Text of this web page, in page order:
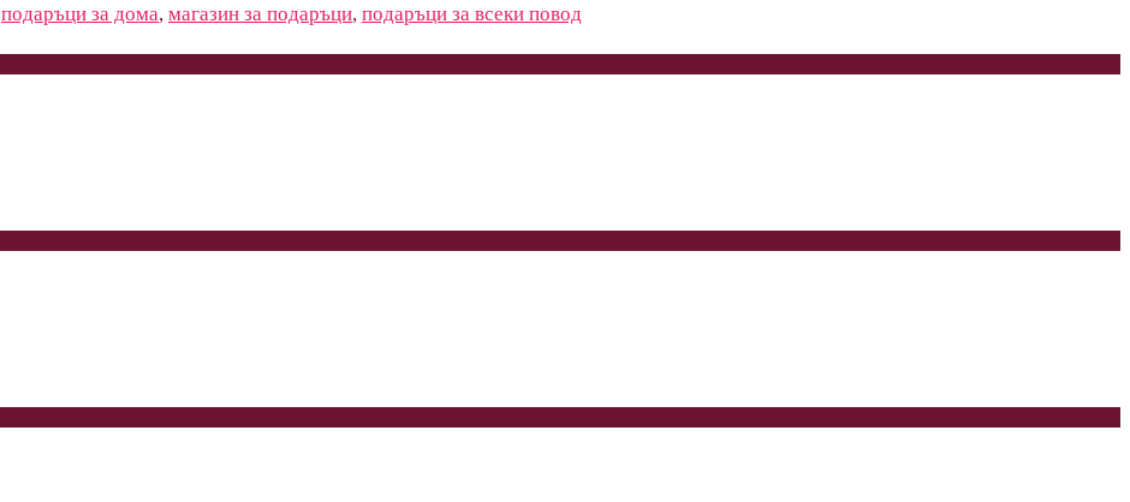
подаръци за дома, магазин за подаръци, подаръци за всеки повод